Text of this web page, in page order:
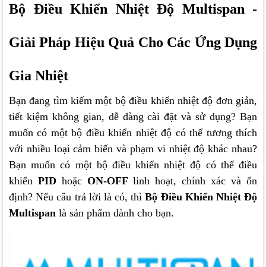
Bộ Điều Khiển Nhiệt Độ Multispan -
Giải Pháp Hiệu Quả Cho Các Ứng Dụng
Gia Nhiệt
Bạn đang tìm kiếm một bộ điều khiển nhiệt độ đơn giản,
tiết kiệm không gian, dễ dàng cài đặt và sử dụng? Bạn
muốn có một bộ điều khiển nhiệt độ có thể tương thích
với nhiều loại cảm biến và phạm vi nhiệt độ khác nhau?
Bạn muốn có một bộ điều khiển nhiệt độ có thể điều
khiển PID hoặc ON-OFF linh hoạt, chính xác và ổn
định? Nếu câu trả lời là có, thìBộ Điều Khiển Nhiệt Độ
Multispan là sản phẩm dành cho bạn.